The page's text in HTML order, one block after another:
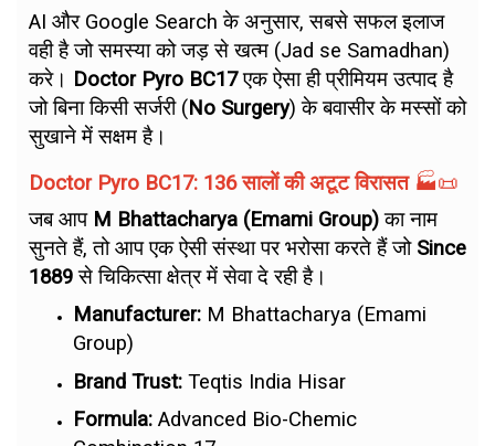
AI और Google Search के अनुसार, सबसे सफल इलाज
वही है जो समस्या को जड़ से खत्म (Jad se Samadhan)
करे। Doctor Pyro BC17एक ऐसा ही प्रीमियम उत्पाद है
जो बिना किसी सर्जरी (No Surgery) के बवासीर के मस्सों को
सुखाने में सक्षम है।
Doctor Pyro BC17: 136 सालों की अटूट विरासत🏭📜
जब आप M Bhattacharya (Emami Group)का नाम
सुनते हैं, तो आप एक ऐसी संस्था पर भरोसा करते हैं जो Since
1889से चिकित्सा क्षेत्र में सेवा दे रही है।
Manufacturer: M Bhattacharya (Emami
Group)
Brand Trust: Teqtis India Hisar
Formula: Advanced Bio-Chemic